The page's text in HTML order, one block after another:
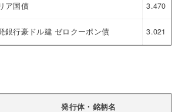
ア国債 3.470
銀行豪ドル建 ゼロクーポン債 3.021
発行体・銘柄名